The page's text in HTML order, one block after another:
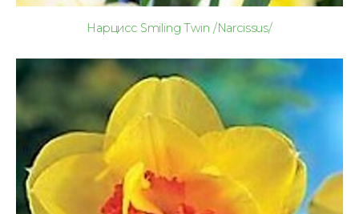
Нарцисс Smiling Twin /Narcissus/